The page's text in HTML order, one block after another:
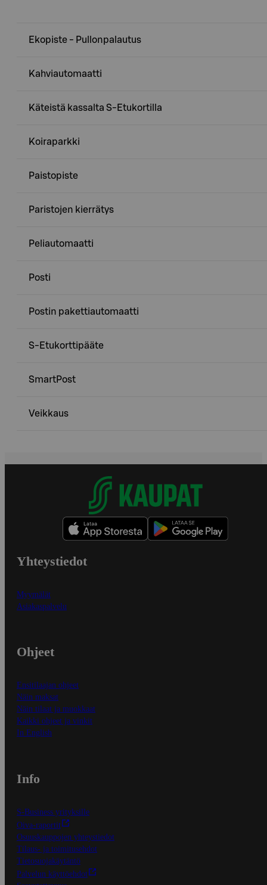
Ekopiste - Pullonpalautus
Kahviautomaatti
Käteistä kassalta S-Etukortilla
Koiraparkki
Paistopiste
Paristojen kierrätys
Peliautomaatti
Posti
Postin pakettiautomaatti
S-Etukorttipääte
SmartPost
Veikkaus
Yhteystiedot
Myymälät
Asiakaspalvelu
Ohjeet
Ensitilaajan ohjeet
Näin maksat
Näin tilaat ja muokkaat
Kaikki ohjeet ja vinkit
In English
Info
S-Business yrityksille
Oiva-raportit
Osuuskauppojen yhteystiedot
Tilaus- ja toimitusehdot
Tietosuojakäytäntö
Palvelun käyttöehdot